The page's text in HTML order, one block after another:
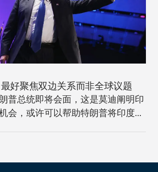
好聚焦双边关系而非全球议题
普总统即将会面，这是莫迪阐明印
会，或许可以帮助特朗普将印度看